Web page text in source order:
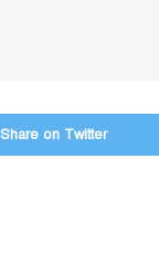
Share on Twitter